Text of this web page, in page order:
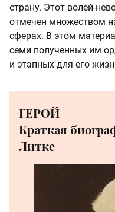
страну. Этот волей-
отмечен множеством
сферах. В этом
семи полученных им
и этапных для его
ГЕРОЙ
Краткая
Литке